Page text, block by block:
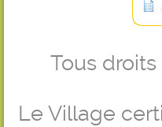
Tous
Le Village